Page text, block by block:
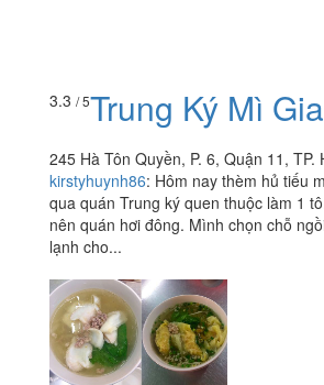
3.3 / 5Trung Ký Mì Gia
245 Hà Tôn Quyền, P. 6, Quận 11, TP.
kirstyhuynh86: Hôm nay thèm hủ tiếu
qua quán Trung ký quen thuộc làm 1
nên quán hơi đông. Mình chọn chỗ
lạnh cho...